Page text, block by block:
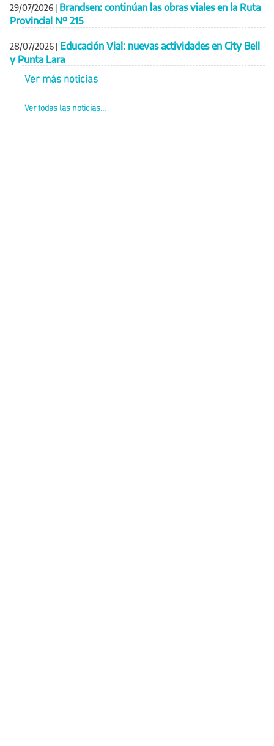
29/07/2026 | Brandsen: continúan las obras viales en la Ruta
Provincial Nº 215
28/07/2026 | Educación Vial: nuevas actividades en City Bell
y Punta Lara
Ver más noticias
Ver todas las noticias...